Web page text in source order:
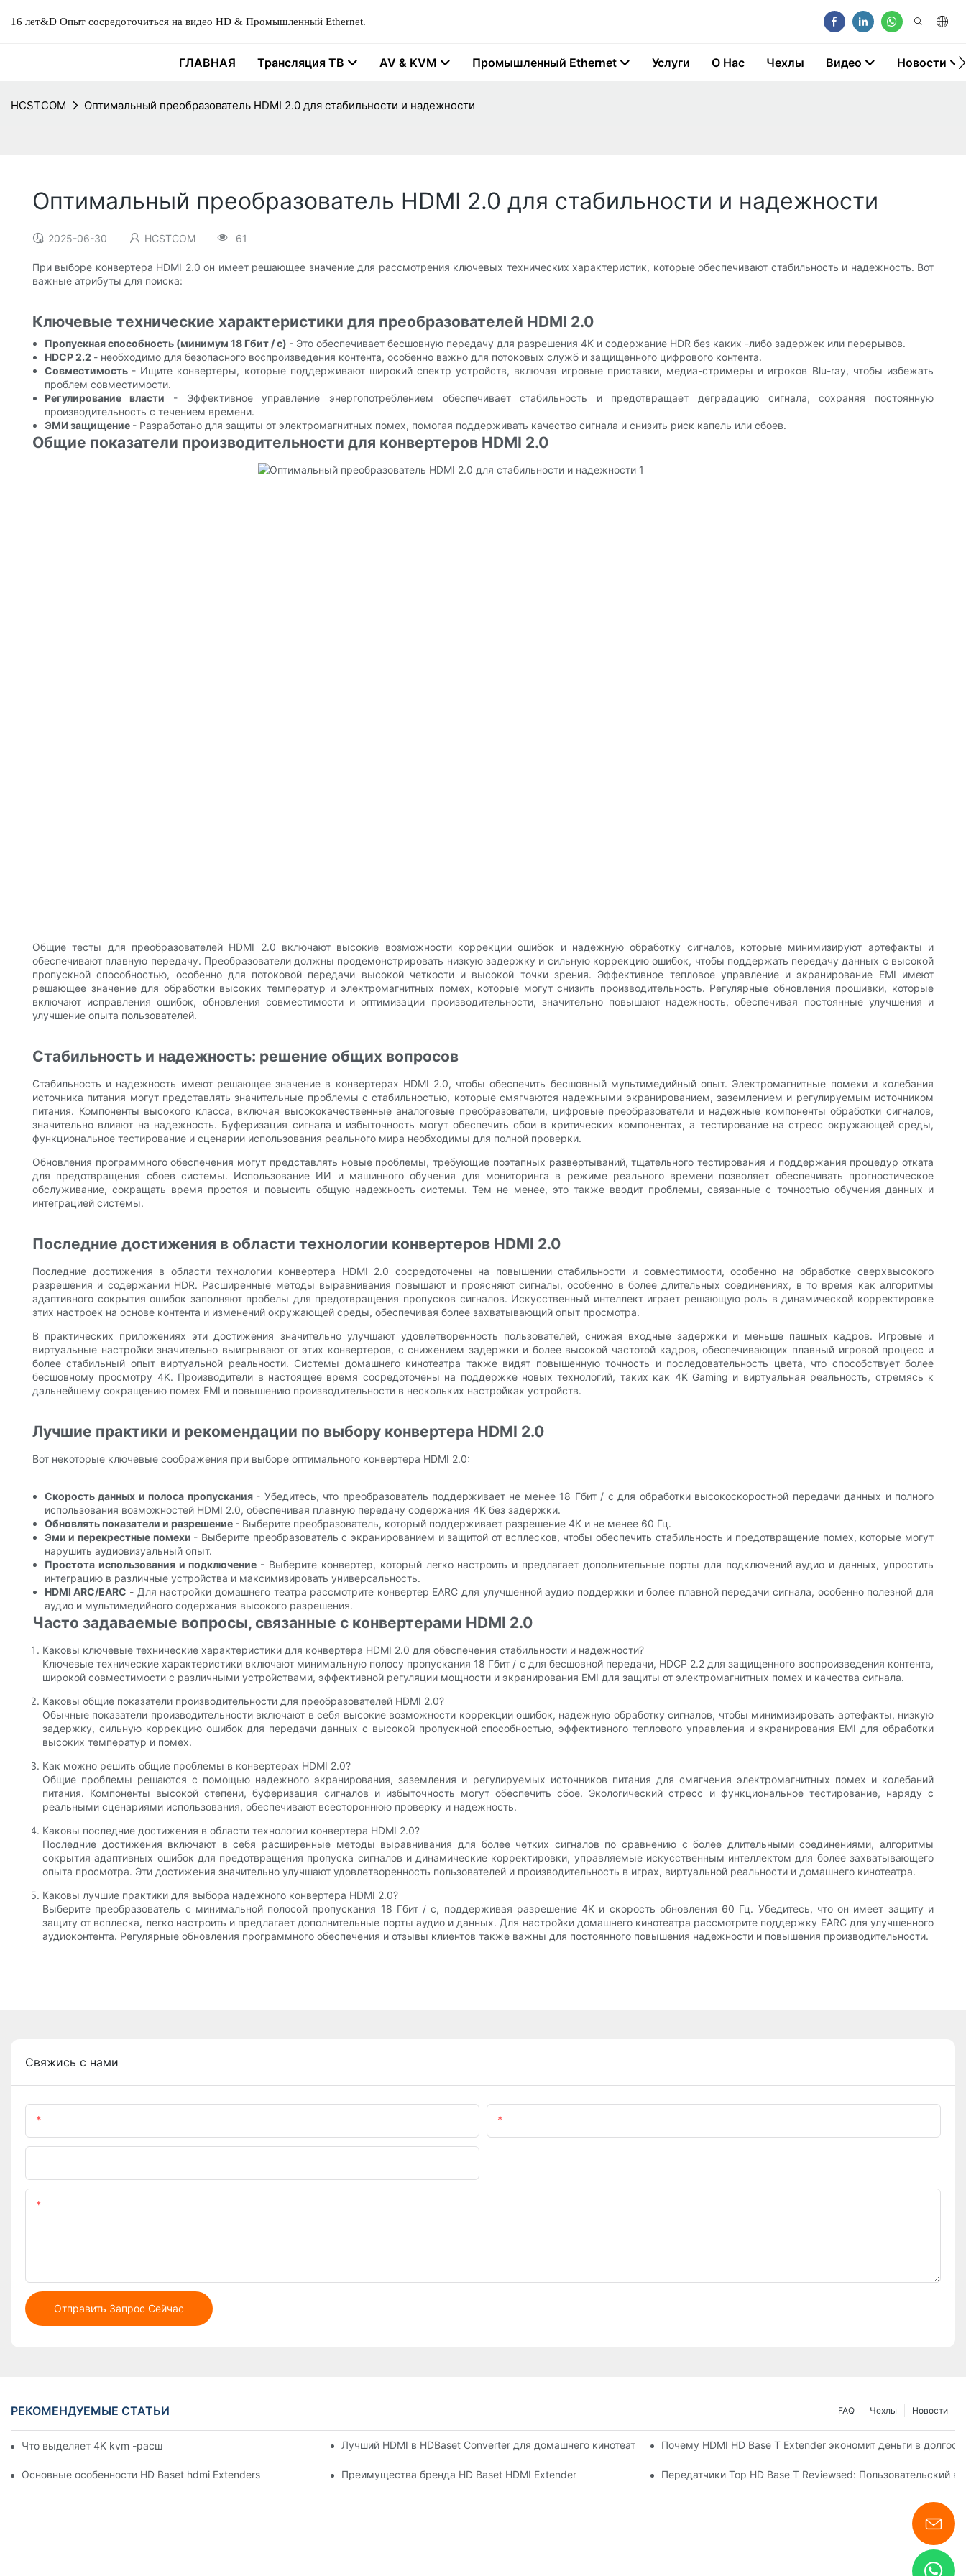
16 лет&D Опыт сосредоточиться на видео HD & Промышленный Ethernet.
ГЛАВНАЯ Трансляция ТВ AV & KVM Промышленный Ethernet Услуги О Нас Чехлы Видео Новости
HCSTCOM Оптимальный преобразователь HDMI 2.0 для стабильности и надежности
Оптимальный преобразователь HDMI 2.0 для стабильности и надежности
2025-06-30 HCSTCOM 61
При выборе конвертера HDMI 2.0 он имеет решающее значение для рассмотрения ключевых технических характеристик, которые обеспечивают стабильность и надежность. Вот
важные атрибуты для поиска:
Ключевые технические характеристики для преобразователей HDMI 2.0
Пропускная способность (минимум 18 Гбит / с) - Это обеспечивает бесшовную передачу для разрешения 4K и содержание HDR без каких -либо задержек или перерывов.
HDCP 2.2 - необходимо для безопасного воспроизведения контента, особенно важно для потоковых служб и защищенного цифрового контента.
Совместимость - Ищите конвертеры, которые поддерживают широкий спектр устройств, включая игровые приставки, медиа-стримеры и игроков Blu-ray, чтобы избежать
проблем совместимости.
Регулирование власти - Эффективное управление энергопотреблением обеспечивает стабильность и предотвращает деградацию сигнала, сохраняя постоянную
производительность с течением времени.
ЭМИ защищение - Разработано для защиты от электромагнитных помех, помогая поддерживать качество сигнала и снизить риск капель или сбоев.
Общие показатели производительности для конвертеров HDMI 2.0
Общие тесты для преобразователей HDMI 2.0 включают высокие возможности коррекции ошибок и надежную обработку сигналов, которые минимизируют артефакты и
обеспечивают плавную передачу. Преобразователи должны продемонстрировать низкую задержку и сильную коррекцию ошибок, чтобы поддержать передачу данных с высокой
пропускной способностью, особенно для потоковой передачи высокой четкости и высокой точки зрения. Эффективное тепловое управление и экранирование EMI ​​имеют
решающее значение для обработки высоких температур и электромагнитных помех, которые могут снизить производительность. Регулярные обновления прошивки, которые
включают исправления ошибок, обновления совместимости и оптимизации производительности, значительно повышают надежность, обеспечивая постоянные улучшения и
улучшение опыта пользователей.
Стабильность и надежность: решение общих вопросов
Стабильность и надежность имеют решающее значение в конвертерах HDMI 2.0, чтобы обеспечить бесшовный мультимедийный опыт. Электромагнитные помехи и колебания
источника питания могут представлять значительные проблемы с стабильностью, которые смягчаются надежными экранированием, заземлением и регулируемым источником
питания. Компоненты высокого класса, включая высококачественные аналоговые преобразователи, цифровые преобразователи и надежные компоненты обработки сигналов,
значительно влияют на надежность. Буферизация сигнала и избыточность могут обеспечить сбои в критических компонентах, а тестирование на стресс окружающей среды,
функциональное тестирование и сценарии использования реального мира необходимы для полной проверки.
Обновления программного обеспечения могут представлять новые проблемы, требующие поэтапных развертываний, тщательного тестирования и поддержания процедур отката
для предотвращения сбоев системы. Использование ИИ и машинного обучения для мониторинга в режиме реального времени позволяет обеспечивать прогностическое
обслуживание, сокращать время простоя и повысить общую надежность системы. Тем не менее, это также вводит проблемы, связанные с точностью обучения данных и
интеграцией системы.
Последние достижения в области технологии конвертеров HDMI 2.0
Последние достижения в области технологии конвертера HDMI 2.0 сосредоточены на повышении стабильности и совместимости, особенно на обработке сверхвысокого
разрешения и содержании HDR. Расширенные методы выравнивания повышают и проясняют сигналы, особенно в более длительных соединениях, в то время как алгоритмы
адаптивного сокрытия ошибок заполняют пробелы для предотвращения пропусков сигналов. Искусственный интеллект играет решающую роль в динамической корректировке
этих настроек на основе контента и изменений окружающей среды, обеспечивая более захватывающий опыт просмотра.
В практических приложениях эти достижения значительно улучшают удовлетворенность пользователей, снижая входные задержки и меньше пашных кадров. Игровые и
виртуальные настройки значительно выигрывают от этих конвертеров, с снижением задержки и более высокой частотой кадров, обеспечивающих плавный игровой процесс и
более стабильный опыт виртуальной реальности. Системы домашнего кинотеатра также видят повышенную точность и последовательность цвета, что способствует более
бесшовному просмотру 4K. Производители в настоящее время сосредоточены на поддержке новых технологий, таких как 4K Gaming и виртуальная реальность, стремясь к
дальнейшему сокращению помех EMI и повышению производительности в нескольких настройках устройств.
Лучшие практики и рекомендации по выбору конвертера HDMI 2.0
Вот некоторые ключевые соображения при выборе оптимального конвертера HDMI 2.0:
Скорость данных и полоса пропускания - Убедитесь, что преобразователь поддерживает не менее 18 Гбит / с для обработки высокоскоростной передачи данных и полного
использования возможностей HDMI 2.0, обеспечивая плавную передачу содержания 4K без задержки.
Обновлять показатели и разрешение - Выберите преобразователь, который поддерживает разрешение 4K и не менее 60 Гц.
Эми и перекрестные помехи - Выберите преобразователь с экранированием и защитой от всплесков, чтобы обеспечить стабильность и предотвращение помех, которые могут
нарушить аудиовизуальный опыт.
Простота использования и подключение - Выберите конвертер, который легко настроить и предлагает дополнительные порты для подключений аудио и данных, упростить
интеграцию в различные устройства и максимизировать универсальность.
HDMI ARC/EARC - Для настройки домашнего театра рассмотрите конвертер EARC для улучшенной аудио поддержки и более плавной передачи сигнала, особенно полезной для
аудио и мультимедийного содержания высокого разрешения.
Часто задаваемые вопросы, связанные с конвертерами HDMI 2.0
Каковы ключевые технические характеристики для конвертера HDMI 2.0 для обеспечения стабильности и надежности?
Ключевые технические характеристики включают минимальную полосу пропускания 18 Гбит / с для бесшовной передачи, HDCP 2.2 для защищенного воспроизведения контента,
широкой совместимости с различными устройствами, эффективной регуляции мощности и экранирования EMI для защиты от электромагнитных помех и качества сигнала.
Каковы общие показатели производительности для преобразователей HDMI 2.0?
Обычные показатели производительности включают в себя высокие возможности коррекции ошибок, надежную обработку сигналов, чтобы минимизировать артефакты, низкую
задержку, сильную коррекцию ошибок для передачи данных с высокой пропускной способностью, эффективного теплового управления и экранирования EMI для обработки
высоких температур и помех.
Как можно решить общие проблемы в конвертерах HDMI 2.0?
Общие проблемы решаются с помощью надежного экранирования, заземления и регулируемых источников питания для смягчения электромагнитных помех и колебаний
питания. Компоненты высокой степени, буферизация сигналов и избыточность могут обеспечить сбое. Экологический стресс и функциональное тестирование, наряду с
реальными сценариями использования, обеспечивают всестороннюю проверку и надежность.
Каковы последние достижения в области технологии конвертера HDMI 2.0?
Последние достижения включают в себя расширенные методы выравнивания для более четких сигналов по сравнению с более длительными соединениями, алгоритмы
сокрытия адаптивных ошибок для предотвращения пропуска сигналов и динамические корректировки, управляемые искусственным интеллектом для более захватывающего
опыта просмотра. Эти достижения значительно улучшают удовлетворенность пользователей и производительность в играх, виртуальной реальности и домашнего кинотеатра.
Каковы лучшие практики для выбора надежного конвертера HDMI 2.0?
Выберите преобразователь с минимальной полосой пропускания 18 Гбит / с, поддерживая разрешение 4K и скорость обновления 60 Гц. Убедитесь, что он имеет защиту и
защиту от всплеска, легко настроить и предлагает дополнительные порты аудио и данных. Для настройки домашнего кинотеатра рассмотрите поддержку EARC для улучшенного
аудиоконтента. Регулярные обновления программного обеспечения и отзывы клиентов также важны для постоянного повышения надежности и повышения производительности.
Свяжись с нами
Отправить Запрос Сейчас
РЕКОМЕНДУЕМЫЕ СТАТЬИ Новости
Чехлы
FAQ
Что выделяет 4K kvm -расширители Лучший HDMI в HDBaset Converter для домашнего кинотеатра Почему HDMI HD Base T Extender экономит деньги в
Основные особенности HD Baset hdmi Extenders Преимущества бренда HD Baset HDMI Extender Передатчики Top HD Base T Reviewsed: Пользовательский